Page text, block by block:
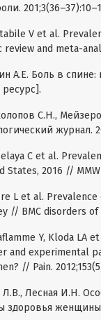
V et al.
and meta-
А.Е. Боль в спине:
С.Н.,
журнал.
C et al.
2016 //
L et al.
// BMC disorders
Y, Kloda
and experimental
// Pain.
Лесная И.Н.
здоровья